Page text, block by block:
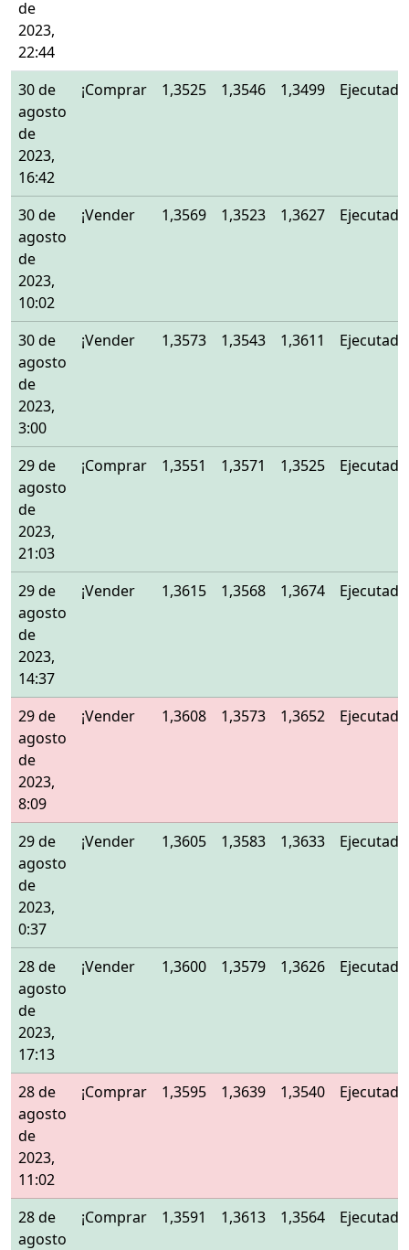
de
2023,
22:44
30 de
agosto
de
2023,
16:42
¡Comprar 1,3525 1,3546 1,3499 Ejecutado
30 de
agosto
de
2023,
10:02
¡Vender 1,3569 1,3523 1,3627 Ejecutado
30 de
agosto
de
2023,
3:00
¡Vender 1,3573 1,3543 1,3611 Ejecutado
29 de
agosto
de
2023,
21:03
¡Comprar 1,3551 1,3571 1,3525 Ejecutado
29 de
agosto
de
2023,
14:37
¡Vender 1,3615 1,3568 1,3674 Ejecutado
29 de
agosto
de
2023,
8:09
¡Vender 1,3608 1,3573 1,3652 Ejecutado
29 de
agosto
de
2023,
0:37
¡Vender 1,3605 1,3583 1,3633 Ejecutado
28 de
agosto
de
2023,
17:13
¡Vender 1,3600 1,3579 1,3626 Ejecutado
28 de
agosto
de
2023,
11:02
¡Comprar 1,3595 1,3639 1,3540 Ejecutado
28 de
agosto
¡Comprar 1,3591 1,3613 1,3564 Ejecutado